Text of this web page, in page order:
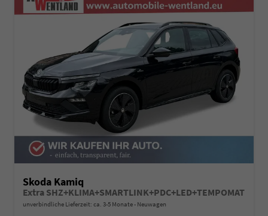
Skoda Kamiq
Extra SHZ+KLIMA+SMARTLINK+PDC+LED+TEMPOMAT
unverbindliche Lieferzeit: ca. 3-5 Monate Neuwagen